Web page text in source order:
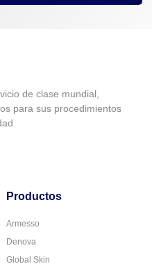
de clase mundial,
para sus procedimientos
Productos
Armesso
Denova
Global Skin